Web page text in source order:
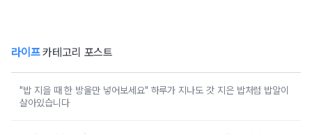
라이프카테고리 포스트
"밥 지을 때 한 방울만 넣어보세요" 하루가 지나도 갓 지은 밥처럼 밥알이
살아있습니다